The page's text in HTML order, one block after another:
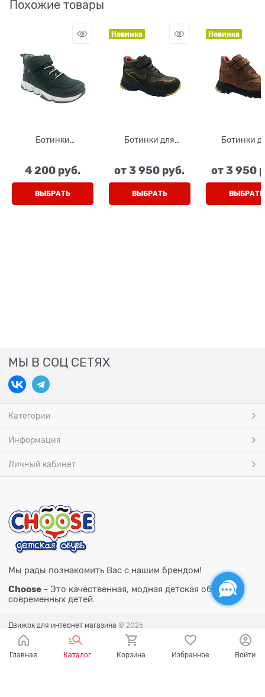
Похожие товары
Ботинки
зеленый, шнурки/
липучка
4 200 руб.
ВЫБРАТЬ
Новинка
Ботинки для
шнурки/липучка
от3 950 руб.
ВЫБРАТЬ
Новинка
Ботинки
шнурки/
от3 950
ВЫБРАТЬ
МЫ В СОЦ СЕТЯХ
Категории
Информация
Личный кабинет
Мы рады познакомить Вас с нашим брендом!
Choose - Это качественная, модная детская обувь для
современных детей.
Движок для интернет магазина © 2026
Главная Каталог Корзина Избранное Войти